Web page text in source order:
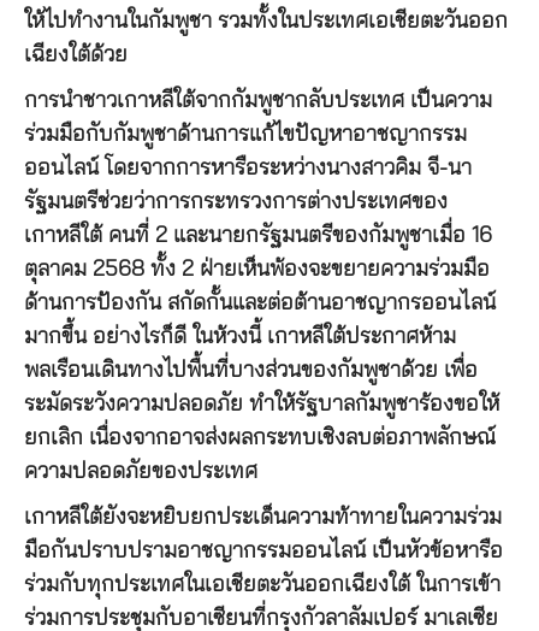
ให้ไปทำงานในกัมพูชา รวมทั้งในประเทศเอเชียตะวันออก
เฉียงใต้ด้วย
การนำชาวเกาหลีใต้จากกัมพูชากลับประเทศ เป็นความ
ร่วมมือกับกัมพูชาด้านการแก้ไขปัญหาอาชญากรรม
ออนไลน์ โดยจากการหารือระหว่างนางสาวคิม จี-นา
รัฐมนตรีช่วยว่าการกระทรวงการต่างประเทศของ
เกาหลีใต้ คนที่ 2 และนายกรัฐมนตรีของกัมพูชาเมื่อ 16
ตุลาคม 2568 ทั้ง 2 ฝ่ายเห็นพ้องจะขยายความร่วมมือ
ด้านการป้องกัน สกัดกั้นและต่อต้านอาชญากรออนไลน์
มากขึ้น อย่างไรก็ดี ในห้วงนี้ เกาหลีใต้ประกาศห้าม
พลเรือนเดินทางไปพื้นที่บางส่วนของกัมพูชาด้วย เพื่อ
ระมัดระวังความปลอดภัย ทำให้รัฐบาลกัมพูชาร้องขอให้
ยกเลิก เนื่องจากอาจส่งผลกระทบเชิงลบต่อภาพลักษณ์
ความปลอดภัยของประเทศ
เกาหลีใต้ยังจะหยิบยกประเด็นความท้าทายในความร่วม
มือกันปราบปรามอาชญากรรมออนไลน์ เป็นหัวข้อหารือ
ร่วมกับทุกประเทศในเอเชียตะวันออกเฉียงใต้ ในการเข้า
ร่วมการประชุมกับอาเซียนที่กรุงกัวลาลัมเปอร์ มาเลเซีย